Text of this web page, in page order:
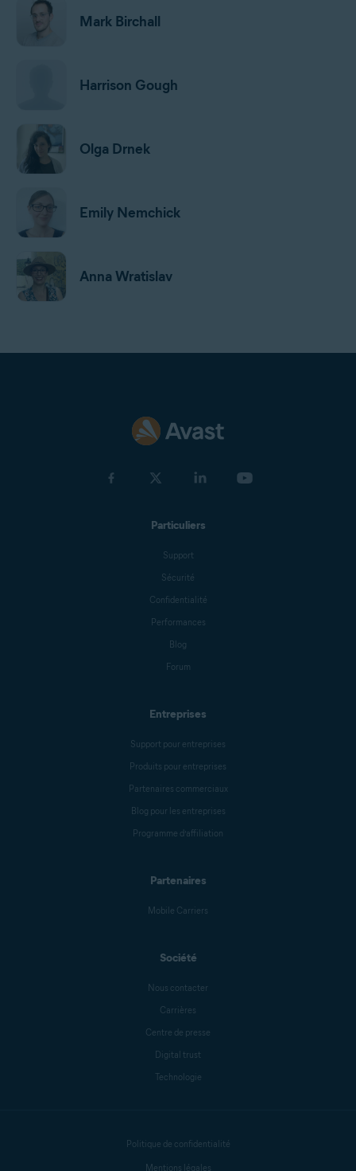
Mark Birchall
Harrison Gough
Olga Drnek
Emily Nemchick
Anna Wratislav
Michelle Robins
Benjamin Gorman
Jessica Valasek Estenssoro
Melanie Weber
Crissy Joshua
Mike Polacko
Carly Burdova
Particuliers
Support
Sécurité
Confidentialité
Performances
Blog
Forum
Entreprises
Support pour entreprises
Produits pour entreprises
Partenaires commerciaux
Blog pour les entreprises
Programme d’affiliation
Partenaires
Mobile Carriers
Société
Nous contacter
Carrières
Centre de presse
Digital trust
Technologie
Politique de confidentialité
Mentions légales